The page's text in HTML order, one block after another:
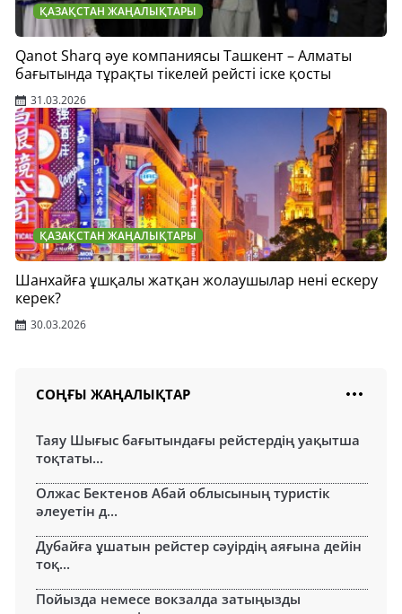
ҚАЗАҚСТАН ЖАҢАЛЫҚТАРЫ
Qanot Sharq әуе компаниясы Ташкент – Алматы
бағытында тұрақты тікелей рейсті іске қосты
31.03.2026
ҚАЗАҚСТАН ЖАҢАЛЫҚТАРЫ
Шанхайға ұшқалы жатқан жолаушылар нені ескеру
керек?
30.03.2026
СОҢҒЫ ЖАҢАЛЫҚТАР
Таяу Шығыс бағытындағы рейстердің уақытша
тоқтаты...
Олжас Бектенов Абай облысының туристік
әлеуетін д...
Дубайға ұшатын рейстер сәуірдің аяғына дейін
тоқ...
Пойызда немесе вокзалда затыңызды